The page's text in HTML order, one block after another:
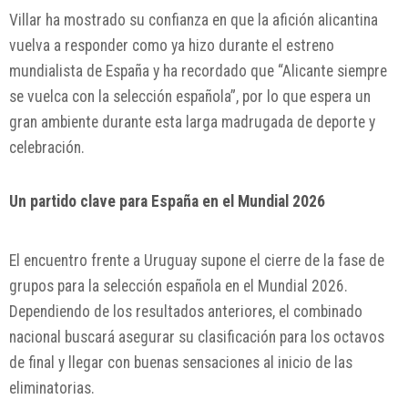
Villar ha mostrado su confianza en que la afición alicantina
vuelva a responder como ya hizo durante el estreno
mundialista de España y ha recordado que “Alicante siempre
se vuelca con la selección española”, por lo que espera un
gran ambiente durante esta larga madrugada de deporte y
celebración.
Un partido clave para España en el Mundial 2026
El encuentro frente a Uruguay supone el cierre de la fase de
grupos para la selección española en el Mundial 2026.
Dependiendo de los resultados anteriores, el combinado
nacional buscará asegurar su clasificación para los octavos
de final y llegar con buenas sensaciones al inicio de las
eliminatorias.